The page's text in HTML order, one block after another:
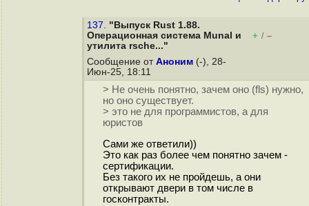
137. "Выпуск Rust 1.88.
Операционная система Munal и
утилита rsche..."
+ / –
Сообщение от Аноним (-), 28-
Июн-25, 18:11
> Не очень понятно, зачем оно (fls) нужно,
но оно существует.
> это не для программистов, а для
юристов
Сами же ответили))
Это как раз более чем понятно зачем -
сертификации.
Без такого их не пройдешь, а они
открывают двери в том числе в
госконтракты.